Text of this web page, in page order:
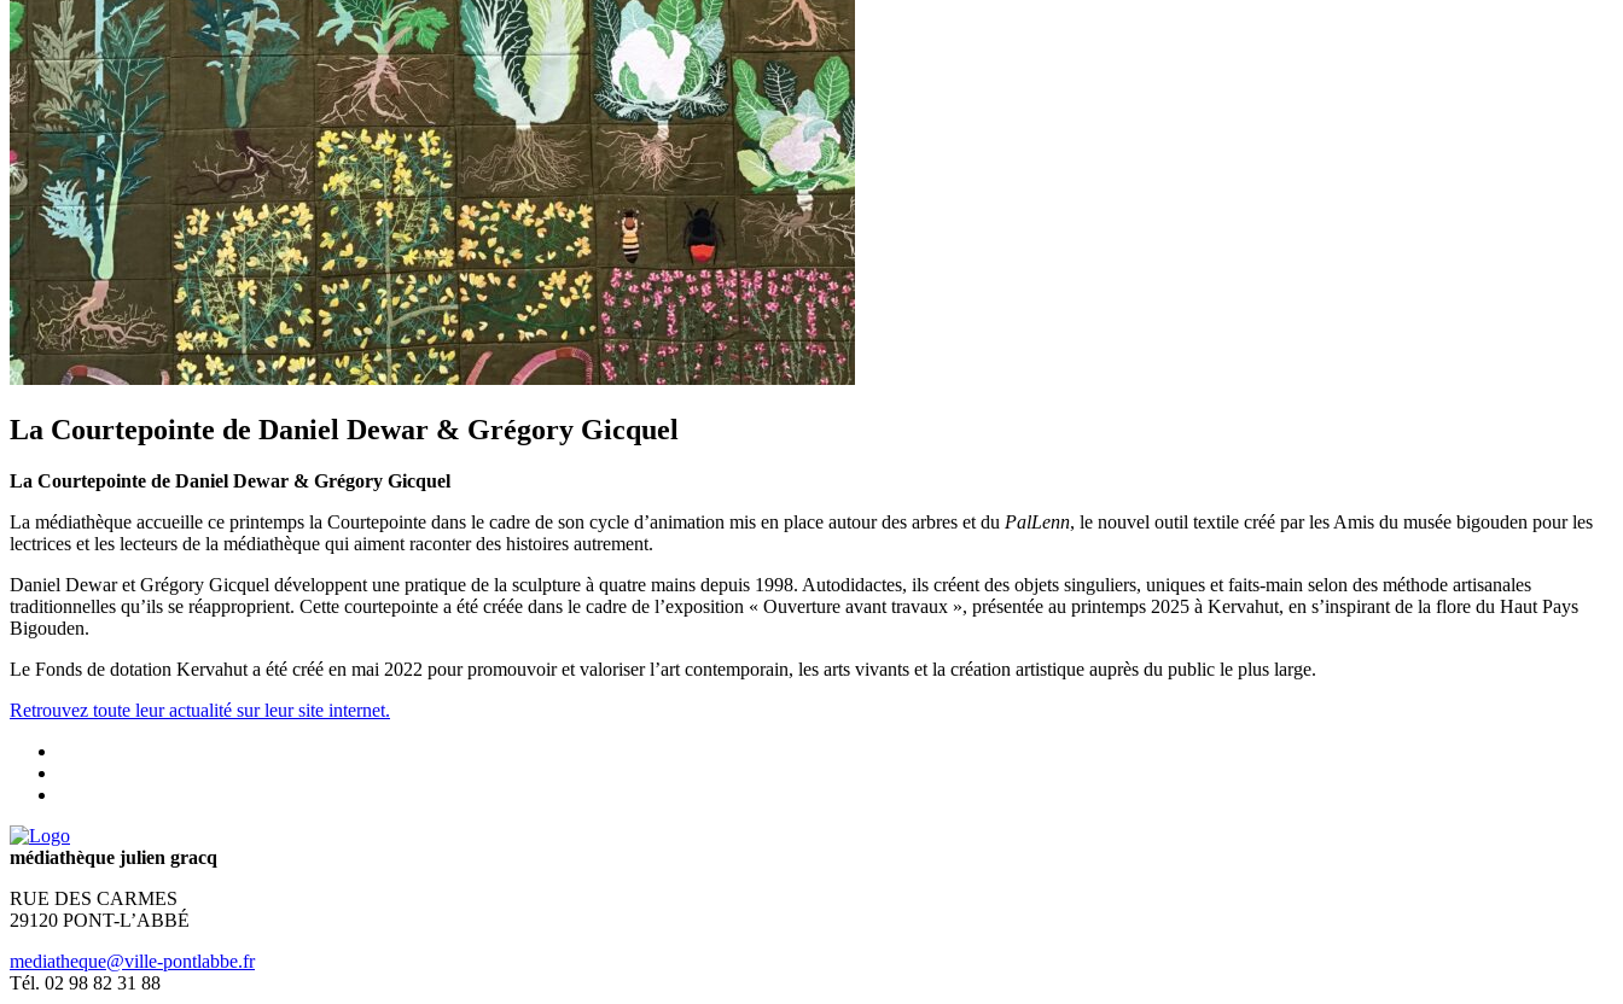
La Courtepointe de Daniel Dewar & Grégory Gicquel
La Courtepointe de Daniel Dewar & Grégory Gicquel
La médiathèque accueille ce printemps la Courtepointe dans le cadre de son cycle d’animation mis en place autour des arbres et du PalLenn, le nouvel outil textile créé par les Amis du musée bigouden pour les
lectrices et les lecteurs de la médiathèque qui aiment raconter des histoires autrement.
Daniel Dewar et Grégory Gicquel développent une pratique de la sculpture à quatre mains depuis 1998. Autodidactes, ils créent des objets singuliers, uniques et faits-main selon des méthode artisanales
traditionnelles qu’ils se réapproprient. Cette courtepointe a été créée dans le cadre de l’exposition « Ouverture avant travaux », présentée au printemps 2025 à Kervahut, en s’inspirant de la flore du Haut Pays
Bigouden.
Le Fonds de dotation Kervahut a été créé en mai 2022 pour promouvoir et valoriser l’art contemporain, les arts vivants et la création artistique auprès du public le plus large.
Retrouvez toute leur actualité sur leur site internet.
médiathèque julien gracq
RUE DES CARMES
29120 PONT-L’ABBÉ
mediatheque@ville-pontlabbe.fr
Tél. 02 98 82 31 88